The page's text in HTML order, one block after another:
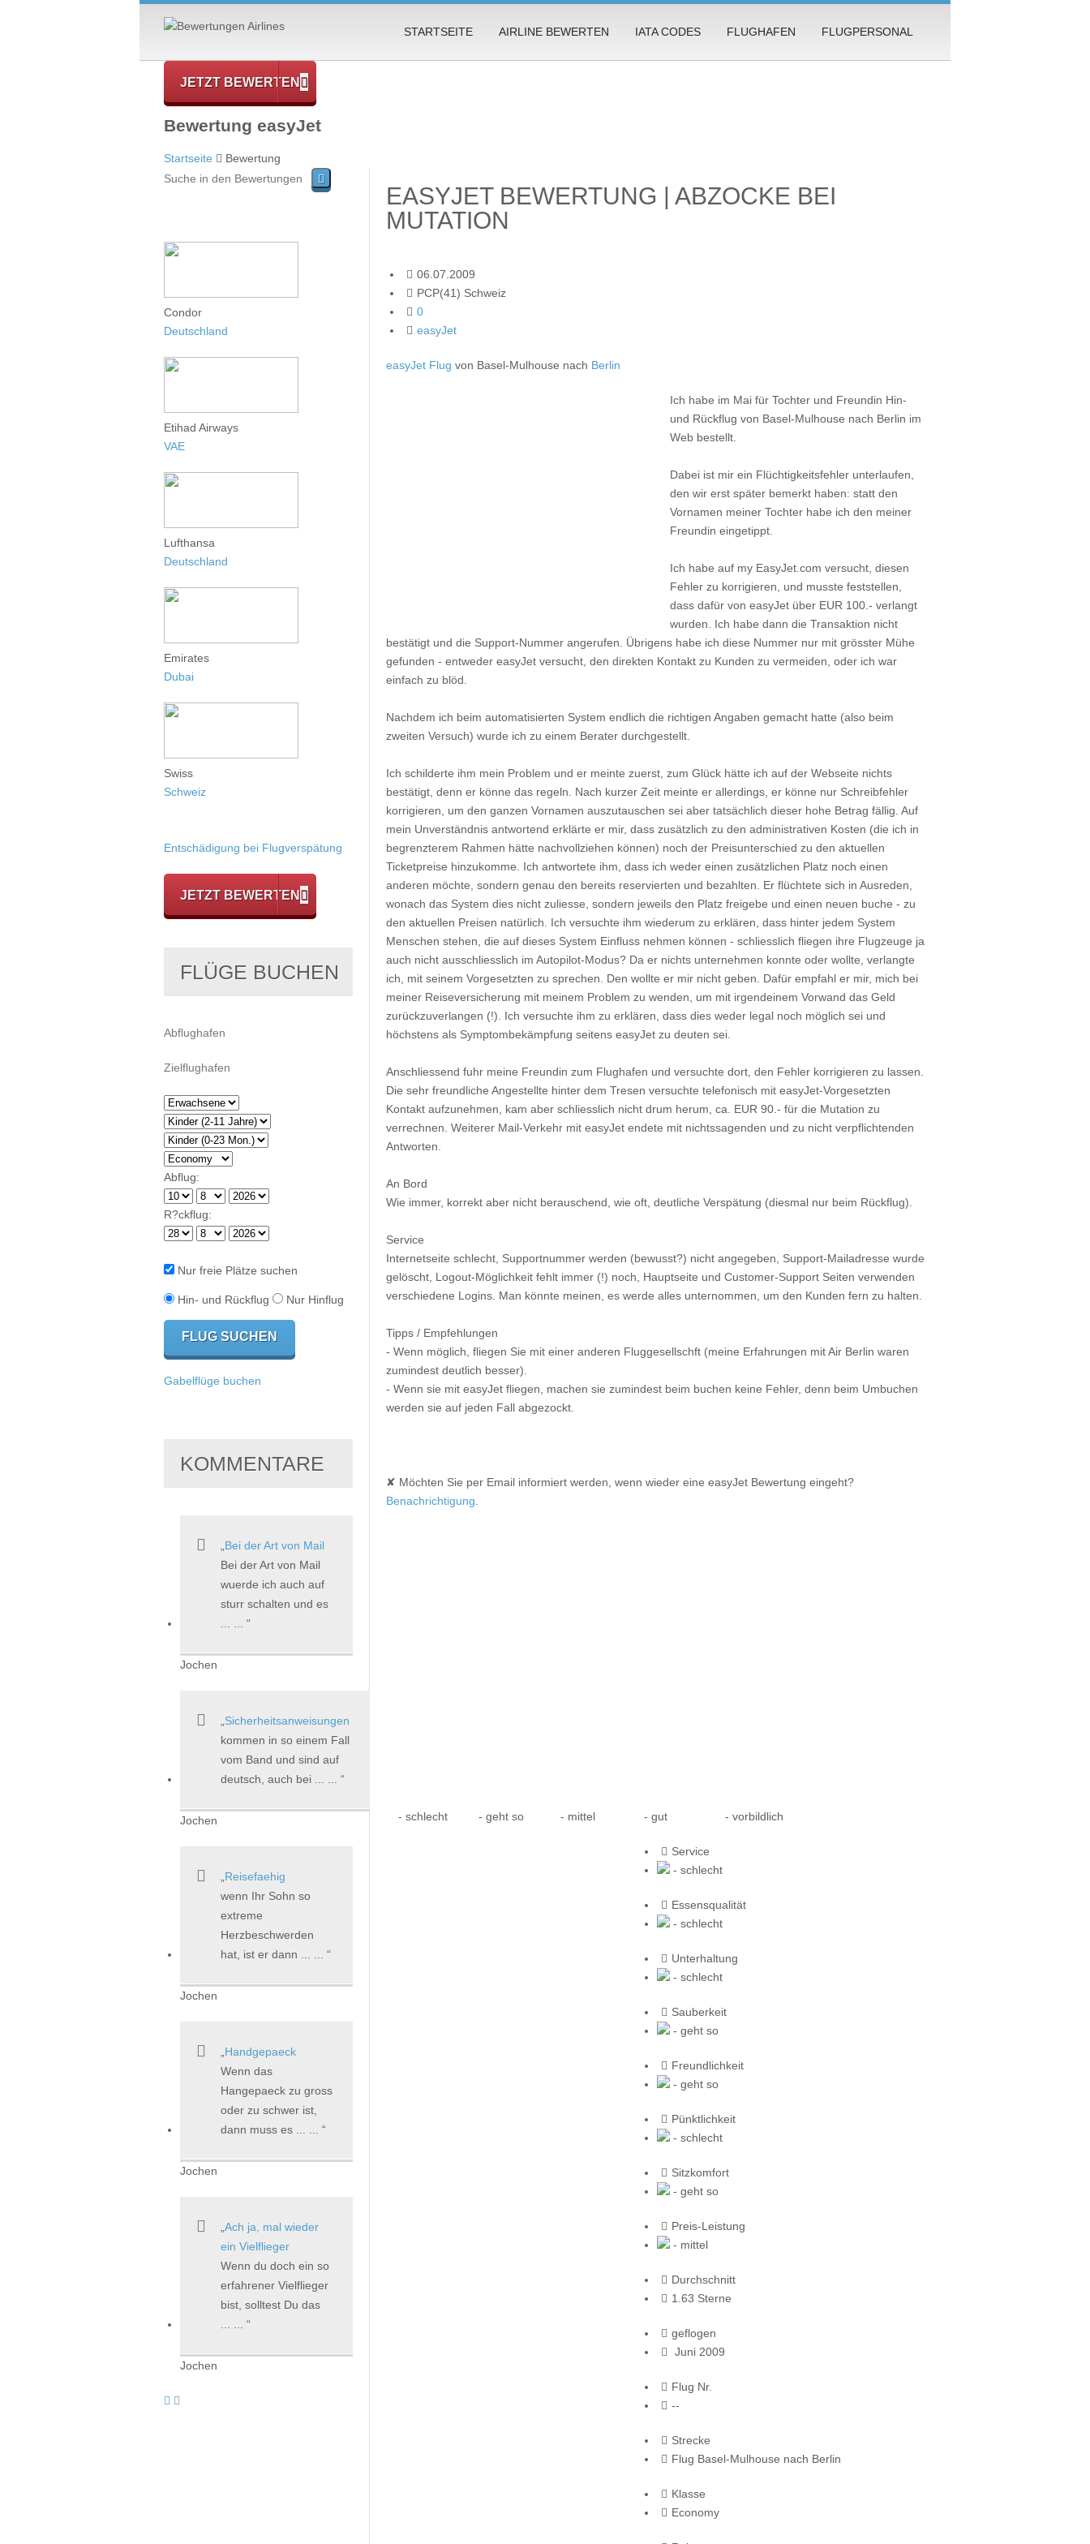
STARTSEITE AIRLINE BEWERTEN IATA CODES FLUGHAFEN FLUGPERSONAL
JETZT BEWERTEN
Bewertung easyJet
Startseite Bewertung
EASYJET BEWERTUNG | ABZOCKE BEI
MUTATION
06.07.2009
PCP(41) Schweiz
0
easyJet
easyJet Flug von Basel-Mulhouse nach Berlin
Ich habe im Mai für Tochter und Freundin Hin-
und Rückflug von Basel-Mulhouse nach Berlin im
Web bestellt.
Dabei ist mir ein Flüchtigkeitsfehler unterlaufen,
den wir erst später bemerkt haben: statt den
Vornamen meiner Tochter habe ich den meiner
Freundin eingetippt.
Ich habe auf my EasyJet.com versucht, diesen
Fehler zu korrigieren, und musste feststellen,
dass dafür von easyJet über EUR 100.- verlangt
wurden. Ich habe dann die Transaktion nicht
bestätigt und die Support-Nummer angerufen. Übrigens habe ich diese Nummer nur mit grösster Mühe
gefunden - entweder easyJet versucht, den direkten Kontakt zu Kunden zu vermeiden, oder ich war
einfach zu blöd.
Nachdem ich beim automatisierten System endlich die richtigen Angaben gemacht hatte (also beim
zweiten Versuch) wurde ich zu einem Berater durchgestellt.
Ich schilderte ihm mein Problem und er meinte zuerst, zum Glück hätte ich auf der Webseite nichts
bestätigt, denn er könne das regeln. Nach kurzer Zeit meinte er allerdings, er könne nur Schreibfehler
korrigieren, um den ganzen Vornamen auszutauschen sei aber tatsächlich dieser hohe Betrag fällig. Auf
mein Unverständnis antwortend erklärte er mir, dass zusätzlich zu den administrativen Kosten (die ich in
begrenzterem Rahmen hätte nachvollziehen können) noch der Preisunterschied zu den aktuellen
Ticketpreise hinzukomme. Ich antwortete ihm, dass ich weder einen zusätzlichen Platz noch einen
anderen möchte, sondern genau den bereits reservierten und bezahlten. Er flüchtete sich in Ausreden,
wonach das System dies nicht zuliesse, sondern jeweils den Platz freigebe und einen neuen buche - zu
den aktuellen Preisen natürlich. Ich versuchte ihm wiederum zu erklären, dass hinter jedem System
Menschen stehen, die auf dieses System Einfluss nehmen können - schliesslich fliegen ihre Flugzeuge ja
auch nicht ausschliesslich im Autopilot-Modus? Da er nichts unternehmen konnte oder wollte, verlangte
ich, mit seinem Vorgesetzten zu sprechen. Den wollte er mir nicht geben. Dafür empfahl er mir, mich bei
meiner Reiseversicherung mit meinem Problem zu wenden, um mit irgendeinem Vorwand das Geld
zurückzuverlangen (!). Ich versuchte ihm zu erklären, dass dies weder legal noch möglich sei und
höchstens als Symptombekämpfung seitens easyJet zu deuten sei.
Anschliessend fuhr meine Freundin zum Flughafen und versuchte dort, den Fehler korrigieren zu lassen.
Die sehr freundliche Angestellte hinter dem Tresen versuchte telefonisch mit easyJet-Vorgesetzten
Kontakt aufzunehmen, kam aber schliesslich nicht drum herum, ca. EUR 90.- für die Mutation zu
verrechnen. Weiterer Mail-Verkehr mit easyJet endete mit nichtssagenden und zu nicht verpflichtenden
Antworten.
An Bord
Wie immer, korrekt aber nicht berauschend, wie oft, deutliche Verspätung (diesmal nur beim Rückflug).
Service
Internetseite schlecht, Supportnummer werden (bewusst?) nicht angegeben, Support-Mailadresse wurde
gelöscht, Logout-Möglichkeit fehlt immer (!) noch, Hauptseite und Customer-Support Seiten verwenden
verschiedene Logins. Man könnte meinen, es werde alles unternommen, um den Kunden fern zu halten.
Tipps / Empfehlungen
- Wenn möglich, fliegen Sie mit einer anderen Fluggesellschft (meine Erfahrungen mit Air Berlin waren
zumindest deutlich besser).
- Wenn sie mit easyJet fliegen, machen sie zumindest beim buchen keine Fehler, denn beim Umbuchen
werden sie auf jeden Fall abgezockt.
✘ Möchten Sie per Email informiert werden, wenn wieder eine easyJet Bewertung eingeht?
Benachrichtigung
- schlecht - geht so - mittel - gut - vorbildlich
Service
- schlecht
Essensqualität
- schlecht
Unterhaltung
- schlecht
Sauberkeit
- geht so
Freundlichkeit
- geht so
Pünktlichkeit
- schlecht
Sitzkomfort
- geht so
Preis-Leistung
- mittel
Durchschnitt
1.63 Sterne
geflogen
Juni 2009
Flug Nr.
--
Strecke
Flug Basel-Mulhouse nach Berlin
Klasse
Economy
Condor
Deutschland
Etihad Airways
VAE
Lufthansa
Deutschland
Emirates
Dubai
Swiss
Schweiz
Entschädigung bei Flugverspätung
JETZT BEWERTEN
FLÜGE BUCHEN
Abflug:
R?ckflug:
Nur freie Plätze suchen
Hin- und Rückflug Nur Hinflug
Gabelflüge buchen
KOMMENTARE
Bei der Art von Mail
Bei der Art von Mail
wuerde ich auch auf
sturr schalten und es
Jochen
Sicherheitsanweisungen
kommen in so einem Fall
vom Band und sind auf
deutsch, auch bei ... ...
Jochen
Reisefaehig
wenn Ihr Sohn so
extreme
Herzbeschwerden
hat, ist er dann ... ...
Jochen
Handgepaeck
Wenn das
Hangepaeck zu gross
oder zu schwer ist,
dann muss es ... ...
Jochen
Ach ja, mal wieder
ein Vielflieger
Wenn du doch ein so
erfahrener Vielflieger
bist, solltest Du das
Jochen